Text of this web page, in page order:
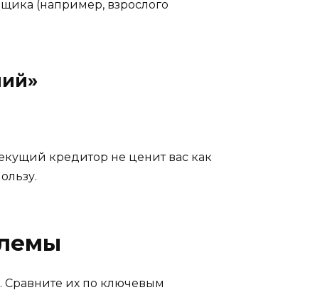
(например, взрослого
кредитор не ценит вас как
Сравните их по ключевым